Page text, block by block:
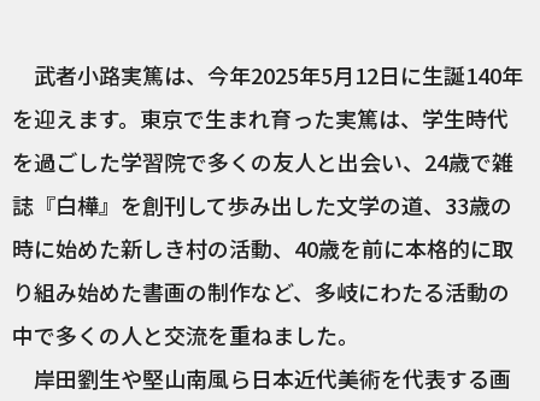
武者小路実篤は、今年2025年5月12日に生誕140年
を迎えます。東京で生まれ育った実篤は、学生時代
を過ごした学習院で多くの友人と出会い、24歳で雑
誌『白樺』を創刊して歩み出した文学の道、33歳の
時に始めた新しき村の活動、40歳を前に本格的に取
り組み始めた書画の制作など、多岐にわたる活動の
中で多くの人と交流を重ねました。
岸田劉生や堅山南風ら日本近代美術を代表する画